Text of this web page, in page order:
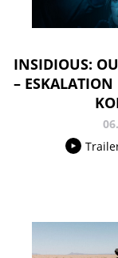
INSIDIOUS:
–